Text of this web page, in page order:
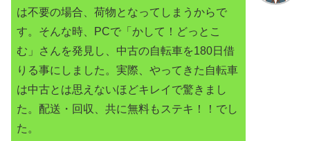
は不要の場合、荷物となってしまうからで
す。そんな時、PCで「かして！どっとこ
む」さんを発見し、中古の自転車を180日借
りる事にしました。実際、やってきた自転車
は中古とは思えないほどキレイで驚きまし
た。配送・回収、共に無料もステキ！！でし
た。